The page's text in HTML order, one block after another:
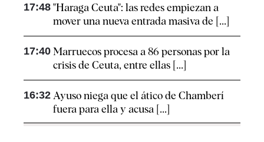
17:48 "Haraga Ceuta": las redes empiezan a
mover una nueva entrada masiva de [...]
17:40 Marruecos procesa a 86 personas por la
crisis de Ceuta, entre ellas [...]
16:32 Ayuso niega que el ático de Chamberí
fuera para ella y acusa [...]